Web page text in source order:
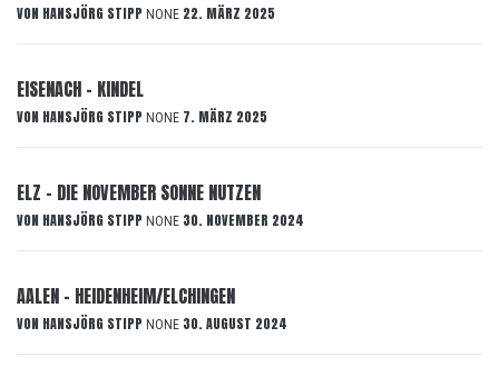
VON HANSJÖRG STIPP NONE 22. MÄRZ 2025
EISENACH – KINDEL
VON HANSJÖRG STIPP NONE 7. MÄRZ 2025
ELZ – DIE NOVEMBER SONNE NUTZEN
VON HANSJÖRG STIPP NONE 30. NOVEMBER 2024
AALEN – HEIDENHEIM/ELCHINGEN
VON HANSJÖRG STIPP NONE 30. AUGUST 2024